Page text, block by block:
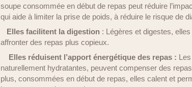
soupe consommée en début de repas peut réduire
qui aide à limiter la prise de poids, à réduire le risque de
Elles facilitent la digestion : Légères et digestes,
affronter des repas plus copieux.
Elles réduisent l’apport énergétique des repas :
naturellement hydratantes, peuvent compenser des
plus, consommées en début de repas, elles calent et